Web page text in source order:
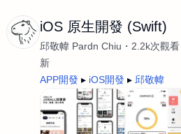
iOS 原生開發 (Swift)
邱敬幃 Pardn Chiu 2.2k次觀看
新
APP開發
iOS開發 邱敬幃